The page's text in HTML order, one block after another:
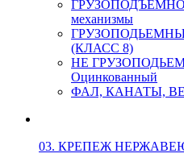
механизмы
(КЛАСС 8)
НЕ
Оцинкованный
ФАЛ, КАНАТЫ,
03. КРЕПЕЖ